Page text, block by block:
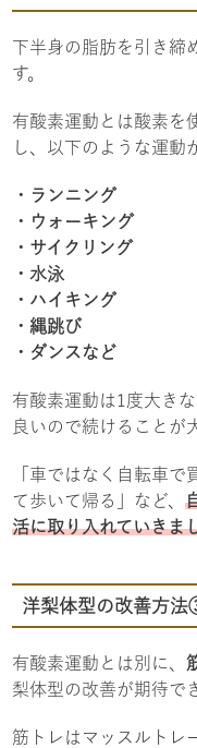
下半身の脂肪を引き締
す。
有酸素運動とは酸素を
し、以下のような運動
・ランニング
・ウォーキング
・サイクリング
・水泳
・ハイキング
・縄跳び
・ダンスなど
有酸素運動は1度大き
良いので続けることが
「車ではなく自転車で
て歩いて帰る」など、
活に取り入れていきま
洋梨体型の改善方
有酸素運動とは別に、
梨体型の改善が期待で
筋トレはマッスルトレ